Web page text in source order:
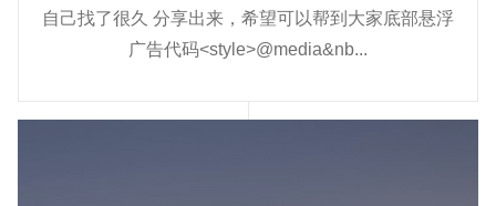
自己找了很久 分享出来，希望可以帮到大家底部悬浮
广告代码<style>@media&nb...